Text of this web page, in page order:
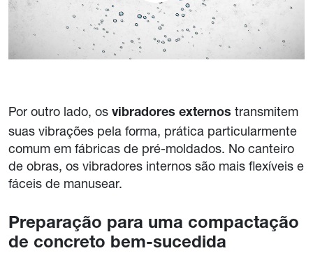
Por outro lado, os vibradores externos transmitem
suas vibrações pela forma, prática particularmente
comum em fábricas de pré-moldados. No canteiro
de obras, os vibradores internos são mais flexíveis e
fáceis de manusear.
Preparação para uma compactação
de concreto bem-sucedida